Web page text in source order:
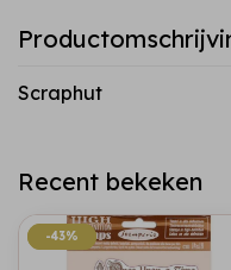
Scraphut
Recent bekeken
-43%
-43%